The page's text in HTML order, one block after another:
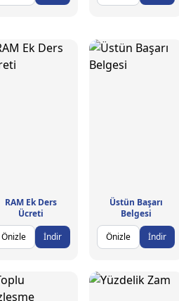
RAM Ek Ders
Ücreti
Önizle
İndir
Üstün Başarı
Belgesi
Önizle
İndir